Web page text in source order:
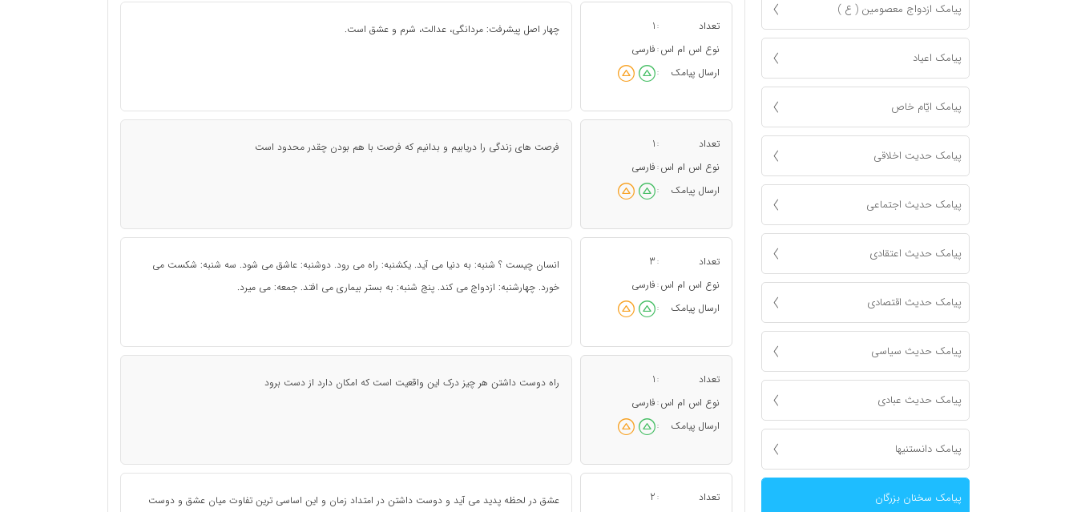
پیامک ازدواج معصومين ( ع )
پیامک اعياد
پیامک ايّام خاص
پیامک حدیت اخلاقی
پیامک حدیث اجتماعی
پیامک حدیث اعتقادی
پیامک حدیث اقتصادی
پیامک حدیث سیاسی
پیامک حدیث عبادی
پیامک دانستنیها
پیامک سخنان بزرگان
تعداد :
1
نوع اس ام اس : فارسی
ارسال پیامک
:
چهار اصل پیشرفت: مردانگی، عدالت، شرم و عشق است.
تعداد :
1
نوع اس ام اس : فارسی
ارسال پیامک
:
فرصت های زندگی را دریابیم و بدانیم که فرصت با هم بودن چقدر محدود است
تعداد :
3
نوع اس ام اس : فارسی
ارسال پیامک
:
انسان چیست ؟ شنبه: به دنیا می آید. یکشنبه: راه می رود. دوشنبه: عاشق می شود. سه شنبه: شکست می
خورد. چهارشنبه: ازدواج می کند. پنج شنبه: به بستر بیماری می افتد. جمعه: می میرد.
تعداد :
1
نوع اس ام اس : فارسی
ارسال پیامک
:
راه دوست داشتن هر چیز درک این واقعیت است که امکان دارد از دست برود
تعداد :
2
عشق در لحظه پدید می آید و دوست داشتن در امتداد زمان و این اساسی ترین تفاوت میان عشق و دوست